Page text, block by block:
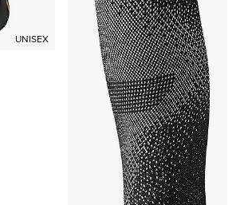
UNISEX